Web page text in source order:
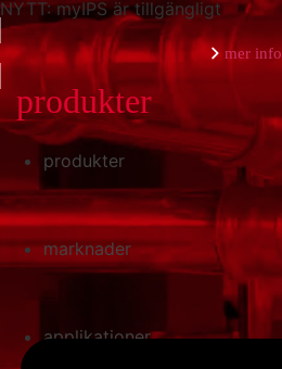
NYTT: myIPS är tillgängligt
mer info
stäng
produkter
marknader
applikationer
produkter